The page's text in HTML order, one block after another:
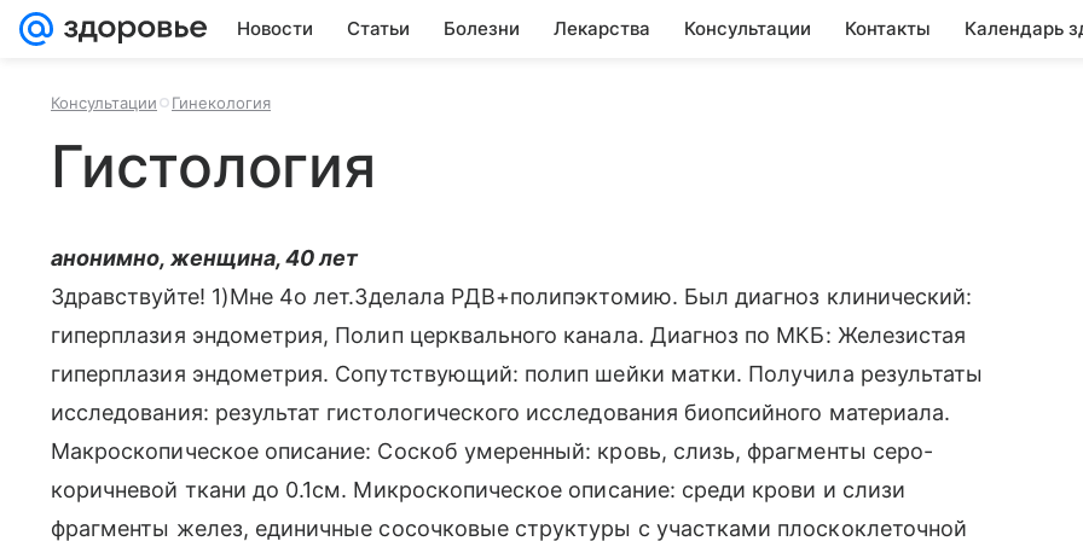
Новости Статьи Болезни Лекарства Консультации Контакты Календарь
Консультации Гинекология
Гистология
анонимно, женщина, 40 лет
Здравствуйте! 1)Мне 4о лет.Зделала РДВ+полипэктомию. Был диагноз клинический:
гиперплазия эндометрия, Полип церквального канала. Диагноз по МКБ: Железистая
гиперплазия эндометрия. Сопутствующий: полип шейки матки. Получила результаты
исследования: результат гистологического исследования биопсийного материала.
Макроскопическое описание: Соскоб умеренный: кровь, слизь, фрагменты серо-
коричневой ткани до 0.1см. Микроскопическое описание: среди крови и слизи
фрагменты желез, единичные сосочковые структуры с участками плоскоклеточной